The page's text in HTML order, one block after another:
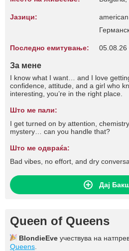
Јазици:
american
Последно емитување: 05.08.26
За мене
I know what I want… and I love
confidence, attitude, and a girl who
interesting, you’re in the right place.
Што ме пали:
I get turned on by attention,
mystery… can you handle that?
Што ме одвраќа:
Bad vibes, no effort, and dry
Дај
Queen of Queens
BlondieEve учествува на
Queens